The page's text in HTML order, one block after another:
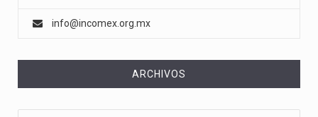
info@incomex.org.mx
ARCHIVOS